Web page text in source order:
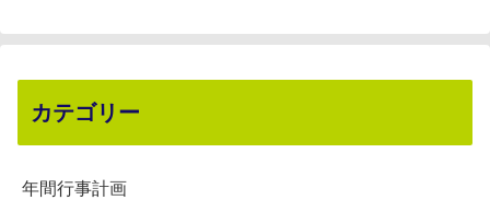
カテゴリー
年間行事計画